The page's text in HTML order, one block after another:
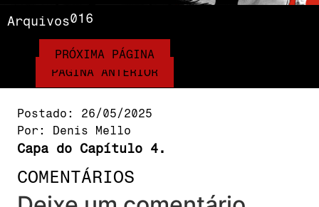
Arquivos016
PÁGINA ANTERIOR
PRÓXIMA PÁGINA
Postado:
26/05/2025
Por:
Denis Mello
Capa do Capítulo 4.
COMENTÁRIOS